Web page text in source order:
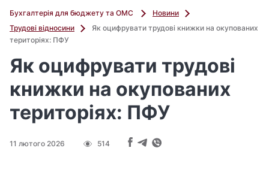
Бухгалтерія для бюджету та ОМС
Новини
Трудові відносини
Як оцифрувати трудові книжки на окупованих
територіях: ПФУ
Як оцифрувати трудові
книжки на окупованих
територіях: ПФУ
11 лютого 2026 514